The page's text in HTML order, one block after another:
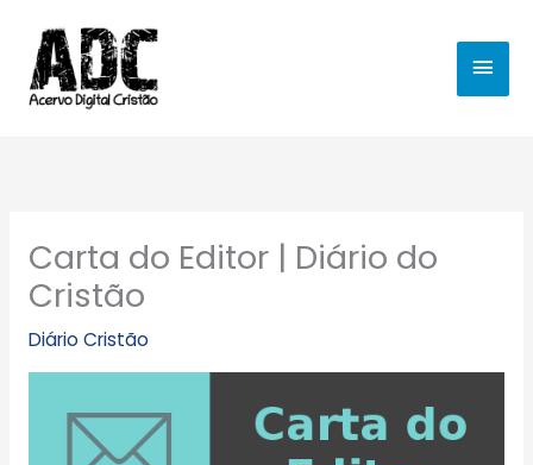
para
conteúdo
Carta do Editor | Diário do
Cristão
Diário Cristão